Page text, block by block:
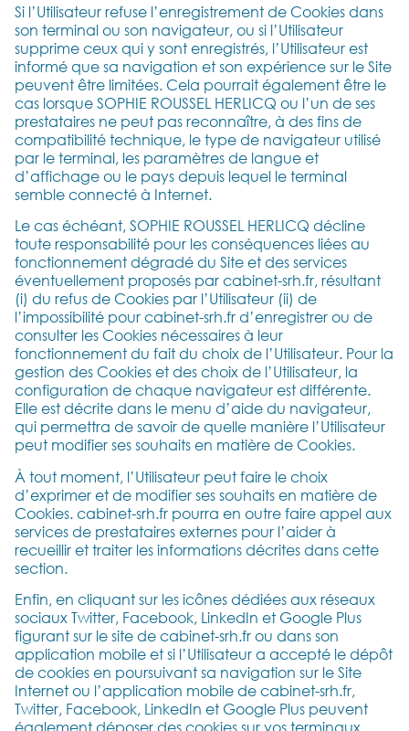
Si l’Utilisateur refuse l’enregistrement de Cookies dans
son terminal ou son navigateur, ou si l’Utilisateur
supprime ceux qui y sont enregistrés, l’Utilisateur est
informé que sa navigation et son expérience sur le Site
peuvent être limitées. Cela pourrait également être le
cas lorsque SOPHIE ROUSSEL HERLICQ ou l’un de ses
prestataires ne peut pas reconnaître, à des fins de
compatibilité technique, le type de navigateur utilisé
par le terminal, les paramètres de langue et
d’affichage ou le pays depuis lequel le terminal
semble connecté à Internet.
Le cas échéant, SOPHIE ROUSSEL HERLICQ décline
toute responsabilité pour les conséquences liées au
fonctionnement dégradé du Site et des services
éventuellement proposés par cabinet-srh.fr, résultant
(i) du refus de Cookies par l’Utilisateur (ii) de
l’impossibilité pour cabinet-srh.fr d’enregistrer ou de
consulter les Cookies nécessaires à leur
fonctionnement du fait du choix de l’Utilisateur. Pour la
gestion des Cookies et des choix de l’Utilisateur, la
configuration de chaque navigateur est différente.
Elle est décrite dans le menu d’aide du navigateur,
qui permettra de savoir de quelle manière l’Utilisateur
peut modifier ses souhaits en matière de Cookies.
À tout moment, l’Utilisateur peut faire le choix
d’exprimer et de modifier ses souhaits en matière de
Cookies. cabinet-srh.fr pourra en outre faire appel aux
services de prestataires externes pour l’aider à
recueillir et traiter les informations décrites dans cette
section.
Enfin, en cliquant sur les icônes dédiées aux réseaux
sociaux Twitter, Facebook, LinkedIn et Google Plus
figurant sur le site de cabinet-srh.fr ou dans son
application mobile et si l’Utilisateur a accepté le dépôt
de cookies en poursuivant sa navigation sur le Site
Internet ou l’application mobile de cabinet-srh.fr,
Twitter, Facebook, LinkedIn et Google Plus peuvent
également déposer des cookies sur vos terminaux